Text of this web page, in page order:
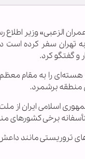
«عمران الزعبی» وزیر
و گفتگو کرد.
هسته‌ای را به مقام
منطقه برشمرد.
اسلامی ایران از
برخی کشورهای
تروریستی مانند